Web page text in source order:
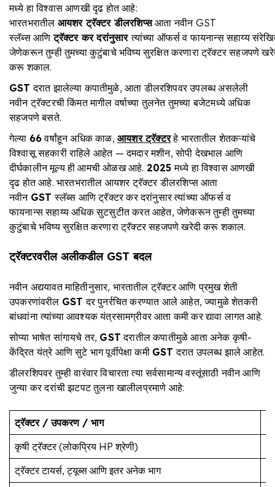
मध्ये हा विश्वास आणखी दृढ होत आहे:
भारतभरातील आयशर ट्रॅक्टर डीलरशिप्सआता नवीन GST
स्लॅब्स आणिट्रॅक्टर कर दरांनुसार त्यांच्या ऑफर्स व फायनान्स सहाय्य
जेणेकरून तुम्ही तुमच्या कुटुंबाचे भविष्य सुरक्षित करणारा ट्रॅक्टर सहजपणे
करू शकाल.
GST दरात झालेल्या कपातीमुळे, आता डीलरशिपवर उपलब्ध असलेली
नवीन ट्रॅक्टरची किंमत मागील वर्षाच्या तुलनेत तुमच्या बजेटमध्ये अधिक
सहजपणे बसते.
गेल्या 66वर्षांहून अधिक काळ,आयशर ट्रॅक्टरहे भारतातील शेतकऱ्यांचे
विश्वासू सहकारी राहिले आहेत — दमदार मशीन, सोपी देखभाल आणि
दीर्घकालीन मूल्य ही आमची ओळख आहे. 2025 मध्ये हा विश्वास आणखी
दृढ होत आहे. भारतभरातील आयशर ट्रॅक्टर डीलरशिप्स आता
नवीन GST स्लॅब्स आणि ट्रॅक्टर कर दरांनुसार त्यांच्या ऑफर्स व
फायनान्स सहाय्य अधिक सुटसुटीत करत आहेत, जेणेकरून तुम्ही तुमच्या
कुटुंबाचे भविष्य सुरक्षित करणारा ट्रॅक्टर सहजपणे खरेदी करू शकाल.
ट्रॅक्टरवरील अलीकडीलGSTबदल
नवीन अद्ययावत माहितीनुसार, भारतातील ट्रॅक्टर आणि प्रमुख शेती
उपकरणांवरील GST दर पुनर्रचित करण्यात आले आहेत, ज्यामुळे शेतकरी
बांधवांना त्यांच्या आवश्यक यंत्रसामग्रीवर आता कमी कर द्यावा लागत आहे.
सोप्या भाषेत सांगायचे तर, GST दरातील कपातीमुळे आता अनेक कृषी-
केंद्रित यंत्रे आणि सुटे भाग पूर्वीपेक्षा कमी GST दरात उपलब्ध झाले आहेत.
डीलरशिपवर तुम्ही वारंवार विचारता त्या सर्वसामान्य वस्तूंसाठी नवीन आणि
जुन्या कर दरांची झटपट तुलना खालीलप्रमाणे आहे:
ट्रॅक्टर/उपकरण/ भाग
कृषी ट्रॅक्टर (लोकप्रिय HP श्रेणी)
ट्रॅक्टर टायर्स, ट्यूब्स आणि इतर अनेक भाग